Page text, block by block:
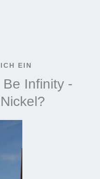
EIN
Infinity -